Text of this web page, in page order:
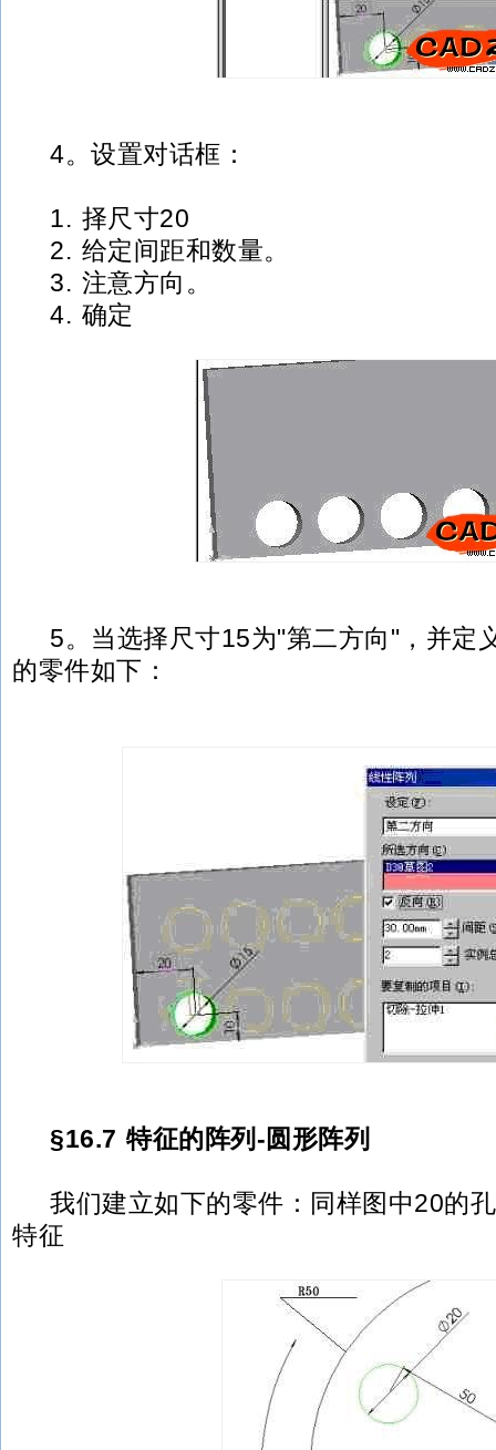
4。设置对话框：
1. 择尺寸20
2. 给定间距和数量。
3. 注意方向。
4. 确定
5。当选择尺寸15为"第二方向"，并定
的零件如下：
§16.7 特征的阵列-圆形阵列
我们建立如下的零件：同样图中20的
特征